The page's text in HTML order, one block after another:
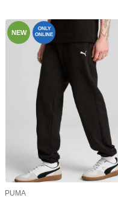
NEW
ONLY
ONLINE
PUMA